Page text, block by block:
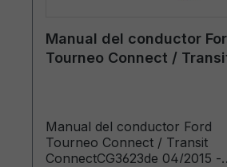
Manual del conductor
Tourneo Connect /
Manual del conductor Ford
Tourneo Connect / Transit
ConnectCG3623de 04/2015 -